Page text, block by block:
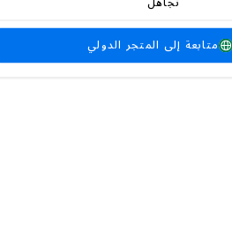
إلى المتجر الدولي